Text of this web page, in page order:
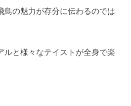
鳥の魅力が存分に伝わるのでは
ルと様々なテイストが全身で楽